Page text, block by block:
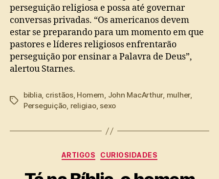
perseguição religiosa e possa até governar
conversas privadas. “Os americanos devem
estar se preparando para um momento em que
pastores e líderes religiosos enfrentarão
perseguição por ensinar a Palavra de Deus”,
alertou Starnes.
Tags
biblia, cristãos, Homem, John MacArthur, mulher,
Perseguição, religiao, sexo
Categorias
ARTIGOS CURIOSIDADES